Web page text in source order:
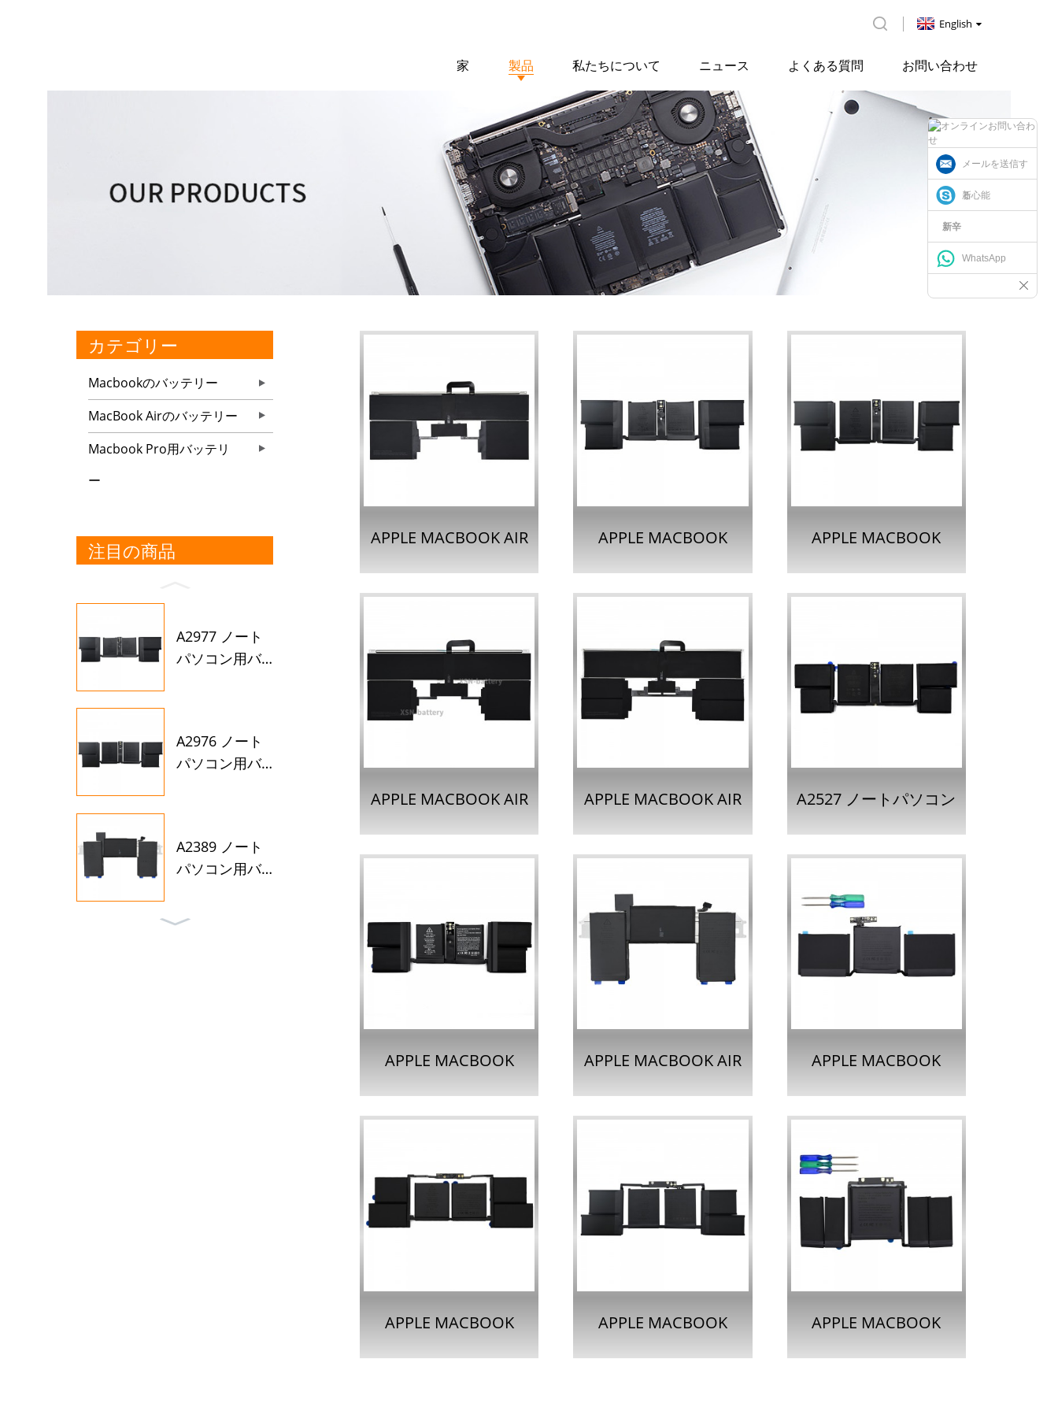
家 製品 私たちについて ニュース よくある質問 お問い合わせ
English
カテゴリー
Macbookのバッテリー
MacBook Airのバッテリー
Macbook Pro用バッテリ
ー
注目の商品
A2977 ノート
パソコン用バ
A2976 ノート
パソコン用バ
A2389 ノート
パソコン用バ
APPLE MACBOOK AIR
13インチ用S2406ノー
APPLE MACBOOK
PRO 13インチ用ノー
トパソコンバッテリー
APPLE MACBOOK
PRO 16インチ用ノー
トパソコンバッテリー
APPLE MACBOOK AIR
13インチ用ノートパソ
コンバッテリー
APPLE MACBOOK AIR
15インチ用ノートパソ
コンバッテリー
A2527 ノートパソコン
用バッテリー
（MACBOOK PRO 16
APPLE MACBOOK
PRO 14インチ用バッ
テリー A2519 A2442
APPLE MACBOOK AIR
13インチ用ノートパソ
コンバッテリー A2389
APPLE MACBOOK
PRO RETINA TOUCH
用バッテリーA2171...
APPLE MACBOOK APPLE MACBOOK APPLE MACBOOK
メールを送信す
る
新心能
新辛
WhatsApp